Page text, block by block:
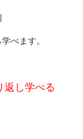
べます。
返し学べる